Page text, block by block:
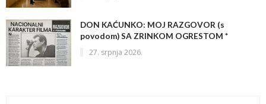
DON KAĆUNKO: MOJ RAZGOVOR (s
povodom) SA ZRINKOM OGRESTOM *
27. srpnja 2026.